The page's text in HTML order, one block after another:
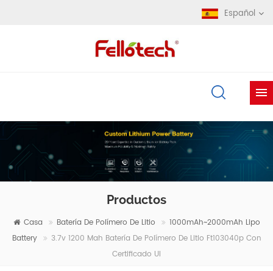
Español
Productos
Casa Batería De Polímero De Litio
1000mAh~2000mAh Lipo
Battery
3.7v 1200 Mah Batería De Polímero De Litio Ft103040p Con
Certificado Ul